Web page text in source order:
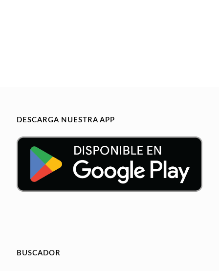
DESCARGA NUESTRA APP
BUSCADOR